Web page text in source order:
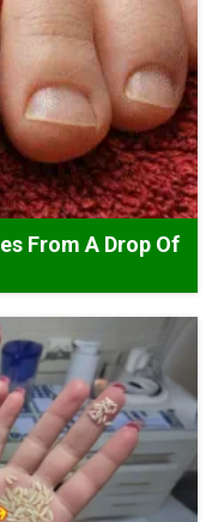
From A Drop Of